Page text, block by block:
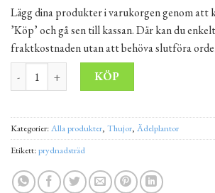
Lägg dina produkter i varukorgen genom att
’Köp’ och gå sen till kassan. Där kan du
fraktkostnaden utan att behöva slutföra
Japanskt prydnadsgräs 'Black Beauty' 20-40
KÖP
Kategorier:Alla produkter, Thujor, Ädelplantor
Etikett:prydnadsträd